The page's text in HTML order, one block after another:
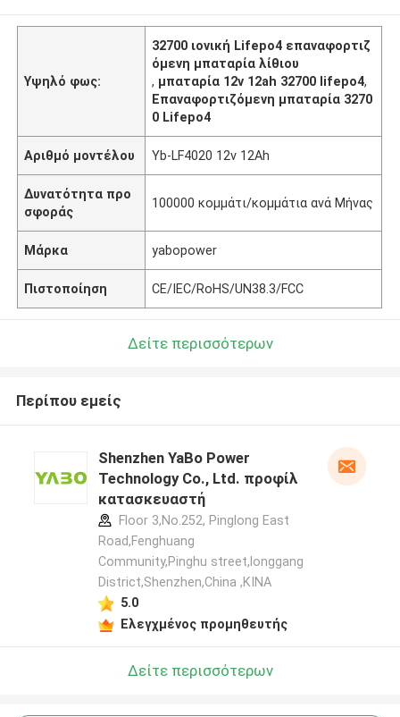
Υψηλό φως:
32700 ιονική Lifepo4 επαναφορτιζ
όμενη μπαταρία λίθιου
, μπαταρία 12v 12ah 32700 lifepo4,
Επαναφορτιζόμενη μπαταρία 3270
0 Lifepo4
Αριθμό μοντέλου Yb-LF4020 12v 12Ah
Δυνατότητα προ
σφοράς
100000 κομμάτι/κομμάτια ανά Μήνας
Μάρκα yabopower
Πιστοποίηση CE/IEC/RoHS/UN38.3/FCC
Δείτε περισσότερων
Περίπου εμείς
Shenzhen YaBo Power
Technology Co., Ltd. προφίλ
κατασκευαστή
Floor 3,No.252, Pinglong East
Road,Fenghuang
Community,Pinghu street,longgang
District,Shenzhen,China ,ΚΙΝΑ
5.0
Ελεγχμένος προμηθευτής
Δείτε περισσότερων